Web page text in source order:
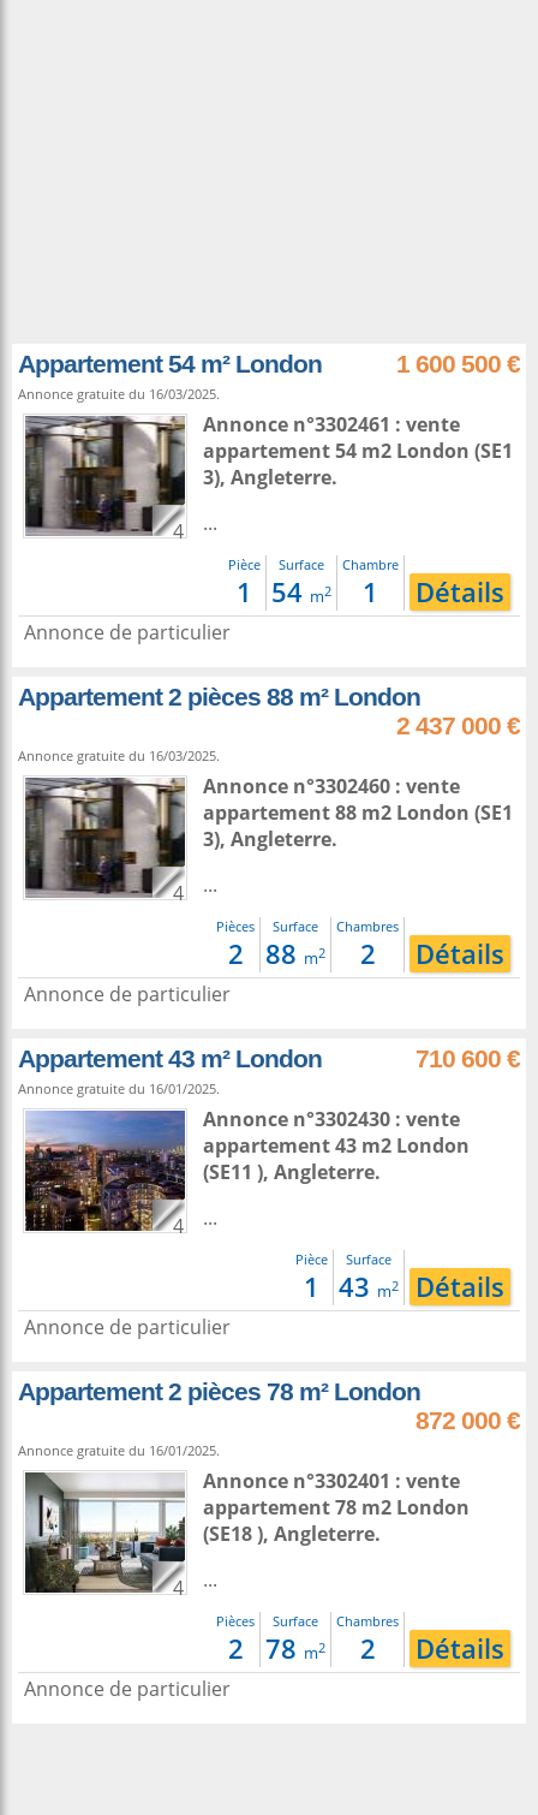
Appartement 54 m² London 1 600 500 €
Annonce gratuite du 16/03/2025.
4
Annonce n°3302461 : vente
appartement 54 m2 London (SE1
3), Angleterre.
...
Pièce
1
Surface
54 m2
Chambre
1 Détails
Annonce de particulier
Appartement 2 pièces 88 m² London
2 437 000 €
Annonce gratuite du 16/03/2025.
4
Annonce n°3302460 : vente
appartement 88 m2 London (SE1
3), Angleterre.
...
Pièces
2
Surface
88 m2
Chambres
2 Détails
Annonce de particulier
Appartement 43 m² London 710 600 €
Annonce gratuite du 16/01/2025.
4
Annonce n°3302430 : vente
appartement 43 m2 London
(SE11 ), Angleterre.
...
Pièce
1
Surface
43 m2 Détails
Annonce de particulier
Appartement 2 pièces 78 m² London
872 000 €
Annonce gratuite du 16/01/2025.
4
Annonce n°3302401 : vente
appartement 78 m2 London
(SE18 ), Angleterre.
...
Pièces
2
Surface
78 m2
Chambres
2 Détails
Annonce de particulier